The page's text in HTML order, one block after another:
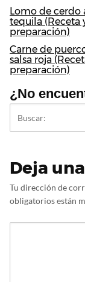
Lomo de cerdo
tequila (Receta
preparación)
Carne de
salsa roja
preparación)
¿No
Deja
Tu dirección de
obligatorios están